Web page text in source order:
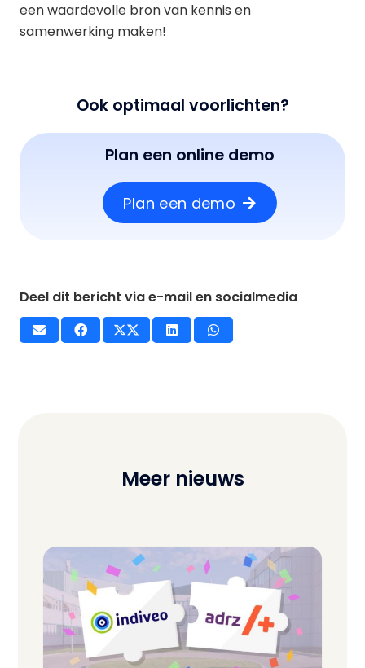
een waardevolle bron van kennis en
samenwerking maken!
Ook optimaal voorlichten?
Plan een online demo
Plan een demo
Deel dit bericht via e-mail en socialmedia
Meer nieuws